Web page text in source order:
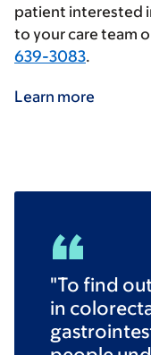
patient interested
to your care team
639-3083.
Learn more
"To find
in